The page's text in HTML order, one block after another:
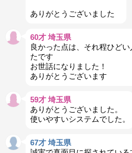
ありがとうございました
60才 埼玉県
良かった点は、それ程ひど
たです
お世話になりました！
ありがとうございます
59才 埼玉県
ありがとうございました。
使いやすいシステムでした。
67才 埼玉県